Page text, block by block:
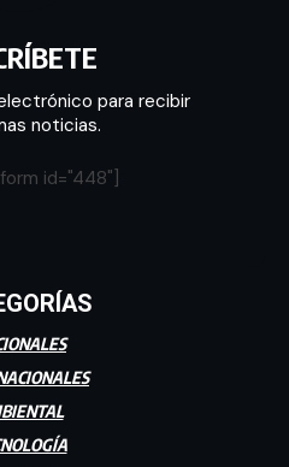
para recibir
noticias.
id="448"]